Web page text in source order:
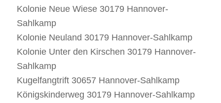
Kolonie Neue Wiese 30179 Hannover-
Sahlkamp
Kolonie Neuland 30179 Hannover-Sahlkamp
Kolonie Unter den Kirschen 30179 Hannover-
Sahlkamp
Kugelfangtrift 30657 Hannover-Sahlkamp
Königskinderweg 30179 Hannover-Sahlkamp